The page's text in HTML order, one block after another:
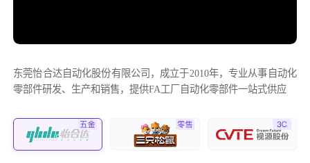
东莞怡合达自动化股份有限公司，成立于2010年，专业从事自动化
零部件研发、生产和销售，提供FA工厂自动化零部件一站式供应